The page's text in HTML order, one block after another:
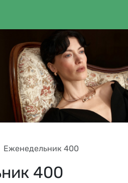
Еженедельник 400
400